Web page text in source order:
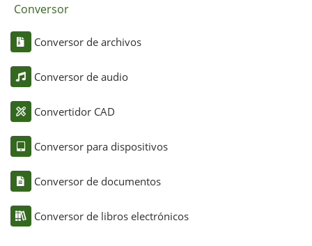
Conversor
Conversor de archivos
Conversor de audio
Convertidor CAD
Conversor para dispositivos
Conversor de documentos
Conversor de libros electrónicos